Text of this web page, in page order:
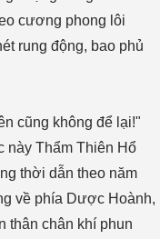
cương phong lôi
rung động, bao phủ
cũng không để lại!"
này Thẩm Thiên Hổ
thời dẫn theo năm
về phía Dược Hoành,
thân chân khí phun